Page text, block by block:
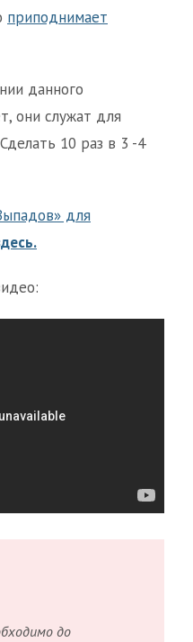
приподнимает
данного
они служат для
10 раз в 3 -4
для
до